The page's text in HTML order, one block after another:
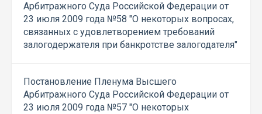
Арбитражного Суда Российской Федерации от
23 июля 2009 года №58 "О некоторых вопросах,
связанных с удовлетворением требований
залогодержателя при банкротстве залогодателя"
Постановление Пленума Высшего
Арбитражного Суда Российской Федерации от
23 июля 2009 года №57 "О некоторых